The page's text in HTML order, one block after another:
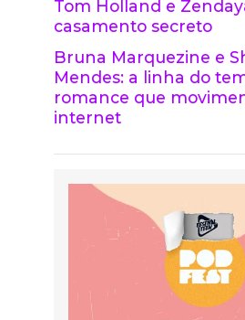
Tom Holland e
casamento secreto
Bruna Marquezine e
Mendes: a linha do
romance que
internet